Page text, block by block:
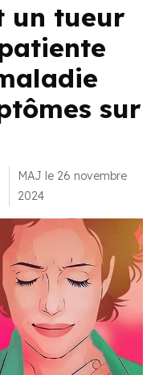
un tueur
sur
MAJ le 26 novembre
2024